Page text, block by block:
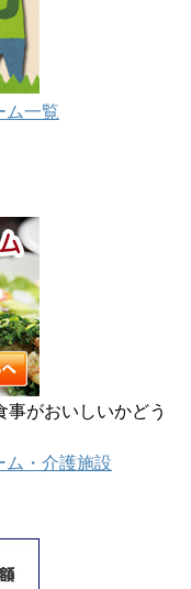
ム一覧
がおいしいかどう
・介護施設